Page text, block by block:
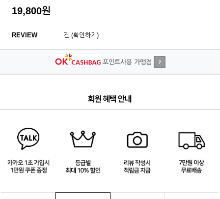
19,800원
REVIEW 건 (확인하기)
포인트사용 가맹점 ?